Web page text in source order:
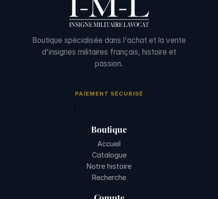
Boutique spécialisée dans l'achat et la vente
d'insignes militaires français, histoire et
passion.
PAIEMENT SÉCURISÉ
Boutique
Accueil
Catalogue
Notre histoire
Recherche